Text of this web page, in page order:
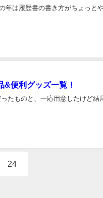
年は履歴書の書き方がちょっと
&便利グッズ一覧！
たものと、一応用意したけど結
24